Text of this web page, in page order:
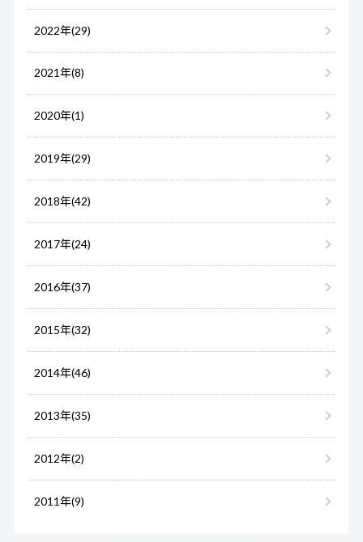
2022年(29)
2021年(8)
2020年(1)
2019年(29)
2018年(42)
2017年(24)
2016年(37)
2015年(32)
2014年(46)
2013年(35)
2012年(2)
2011年(9)